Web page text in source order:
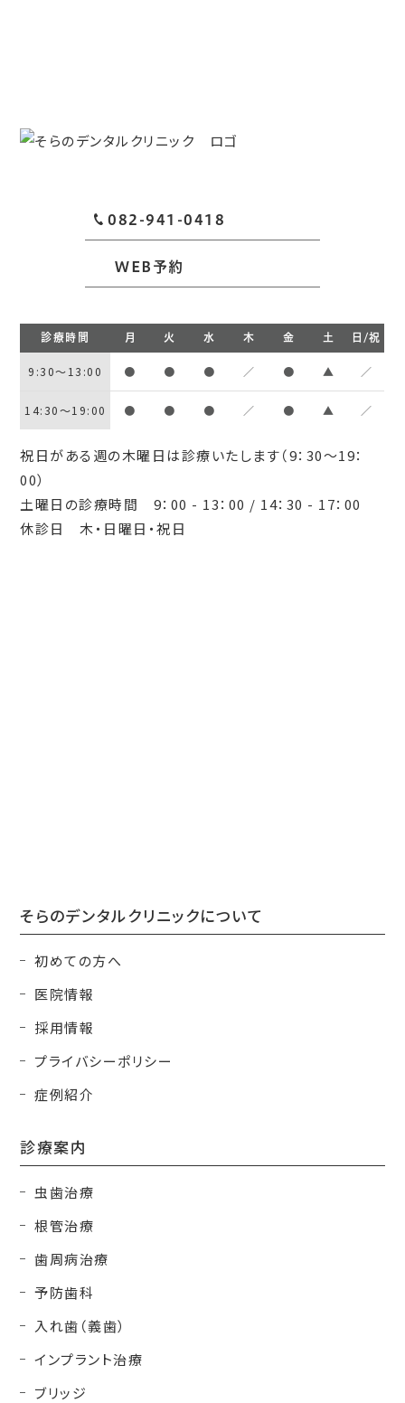
082-941-0418
WEB予約
診療時間 月 火 水 木 金 土 日/祝
9:30～13:00 ● ● ● ／ ● ▲ ／
14:30～19:00 ● ● ● ／ ● ▲ ／
祝日がある週の木曜日は診療いたします（9：30～19：
00）
土曜日の診療時間 9：00 - 13：00 / 14：30 - 17：00
休診日 木・日曜日・祝日
そらのデンタルクリニックについて
初めての方へ
医院情報
採用情報
プライバシーポリシー
症例紹介
診療案内
虫歯治療
根管治療
歯周病治療
予防歯科
入れ歯（義歯）
インプラント治療
ブリッジ